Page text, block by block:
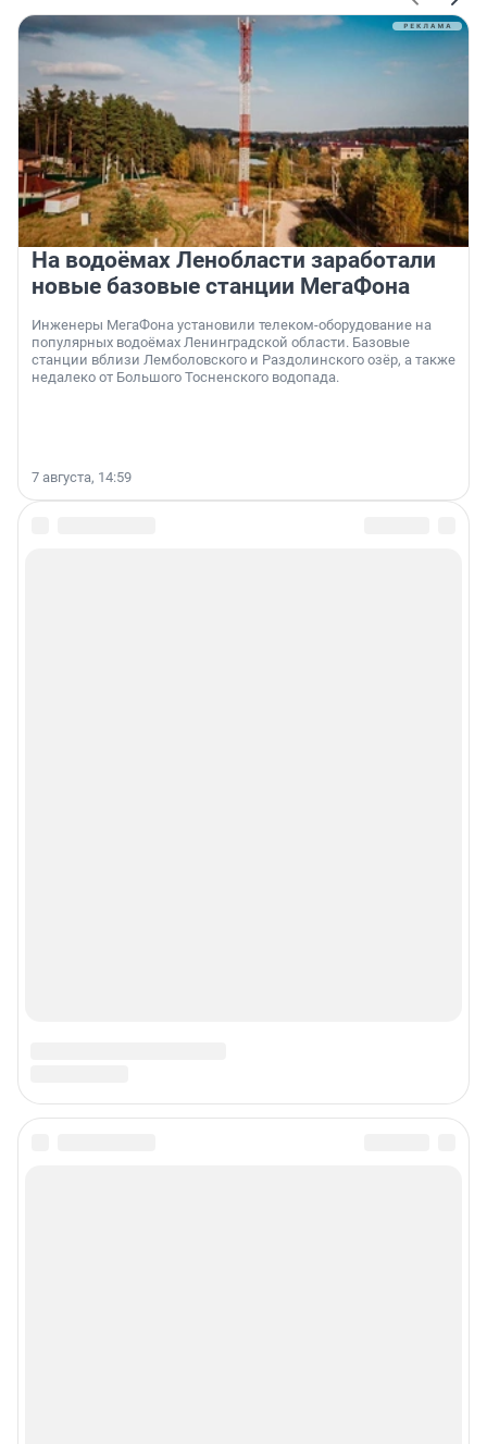
На водоёмах Ленобласти заработали
новые базовые станции МегаФона
Инженеры МегаФона установили телеком-оборудование на
популярных водоёмах Ленинградской области. Базовые
станции вблизи Лемболовского и Раздолинского озёр, а также
недалеко от Большого Тосненского водопада.
7 августа, 14:59